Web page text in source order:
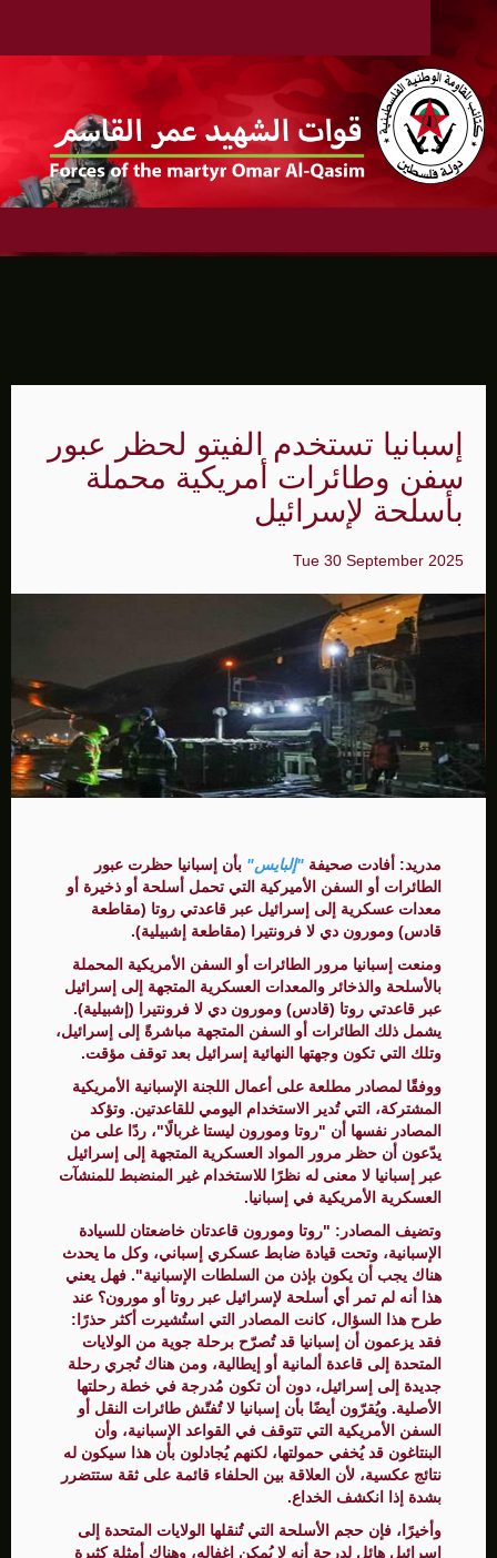
إسبانيا تستخدم الفيتو لحظر عبور
سفن وطائرات أمريكية محملة
بأسلحة لإسرائيل
Tue 30 September 2025
مدريد: أفادت صحيفة "إلبايس" بأن إسبانيا حظرت عبور
الطائرات أو السفن الأميركية التي تحمل أسلحة أو ذخيرة أو
معدات عسكرية إلى إسرائيل عبر قاعدتي روتا (مقاطعة
قادس) ومورون دي لا فرونتيرا (مقاطعة إشبيلية).
ومنعت إسبانيا مرور الطائرات أو السفن الأمريكية المحملة
بالأسلحة والذخائر والمعدات العسكرية المتجهة إلى إسرائيل
عبر قاعدتي روتا (قادس) ومورون دي لا فرونتيرا (إشبيلية).
يشمل ذلك الطائرات أو السفن المتجهة مباشرةً إلى إسرائيل،
وتلك التي تكون وجهتها النهائية إسرائيل بعد توقف مؤقت.
ووفقًا لمصادر مطلعة على أعمال اللجنة الإسبانية الأمريكية
المشتركة، التي تُدير الاستخدام اليومي للقاعدتين. وتؤكد
المصادر نفسها أن "روتا ومورون ليستا غربالًا"، ردًا على من
يدّعون أن حظر مرور المواد العسكرية المتجهة إلى إسرائيل
عبر إسبانيا لا معنى له نظرًا للاستخدام غير المنضبط للمنشآت
العسكرية الأمريكية في إسبانيا.
وتضيف المصادر: "روتا ومورون قاعدتان خاضعتان للسيادة
الإسبانية، وتحت قيادة ضابط عسكري إسباني، وكل ما يحدث
هناك يجب أن يكون بإذن من السلطات الإسبانية". فهل يعني
هذا أنه لم تمر أي أسلحة لإسرائيل عبر روتا أو مورون؟ عند
طرح هذا السؤال، كانت المصادر التي استُشيرت أكثر حذرًا:
فقد يزعمون أن إسبانيا قد تُصرّح برحلة جوية من الولايات
المتحدة إلى قاعدة ألمانية أو إيطالية، ومن هناك تُجري رحلة
جديدة إلى إسرائيل، دون أن تكون مُدرجة في خطة رحلتها
الأصلية. ويُقرّون أيضًا بأن إسبانيا لا تُفتّش طائرات النقل أو
السفن الأمريكية التي تتوقف في القواعد الإسبانية، وأن
البنتاغون قد يُخفي حمولتها، لكنهم يُجادلون بأن هذا سيكون له
نتائج عكسية، لأن العلاقة بين الحلفاء قائمة على ثقة ستتضرر
بشدة إذا انكشف الخداع.
وأخيرًا، فإن حجم الأسلحة التي تُنقلها الولايات المتحدة إلى
إسرائيل هائل لدرجة أنه لا يُمكن إغفاله، وهناك أمثلة كثيرة